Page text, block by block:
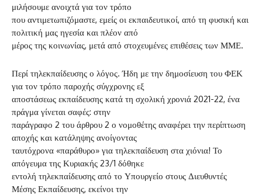
μιλήσουμε ανοιχτά για τον τρόπο
που αντιμετωπιζόμαστε, εμείς οι εκπαιδευτικοί, από τη φυσική και
πολιτική μας ηγεσία και πλέον από
μέρος της κοινωνίας, μετά από στοχευμένες επιθέσεις των ΜΜΕ.
Περί τηλεκπαίδευσης ο λόγος. Ήδη με την δημοσίευση του ΦΕΚ
για τον τρόπο παροχής σύγχρονης εξ
αποστάσεως εκπαίδευσης κατά τη σχολική χρονιά 2021-22, ένα
πράγμα γίνεται σαφές: στην
παράγραφο 2 του άρθρου 2 ο νομοθέτης αναφέρει την περίπτωση
αποχής και κατάληψης ανοίγοντας
ταυτόχρονα «παράθυρο» για τηλεκπαίδευση στα χιόνια! Το
απόγευμα της Κυριακής 23/1 δόθηκε
εντολή τηλεκπαίδευσης από το Υπουργείο στους Διευθυντές
Μέσης Εκπαίδευσης, εκείνοι την